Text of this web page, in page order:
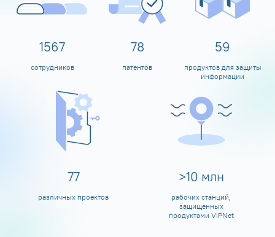
1600
сотрудников
80
патентов
60
продуктов для защиты
информации
80
различных проектов
>10 млн
рабочих станций,
защищенных
продуктами ViPNet